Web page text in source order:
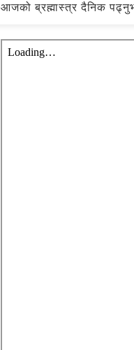
आजको ब्रह्मास्त्र दैनिक